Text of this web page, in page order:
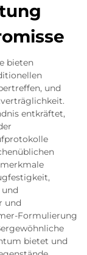
bieten
und
entkräftet,
und
Formulierung
bietet und